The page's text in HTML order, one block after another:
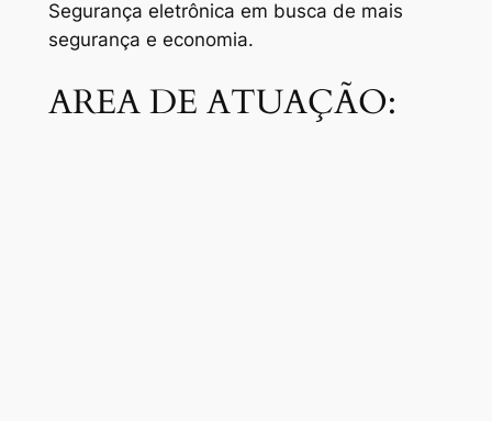
Segurança eletrônica em busca de mais
segurança e economia.
AREA DE ATUAÇÃO: